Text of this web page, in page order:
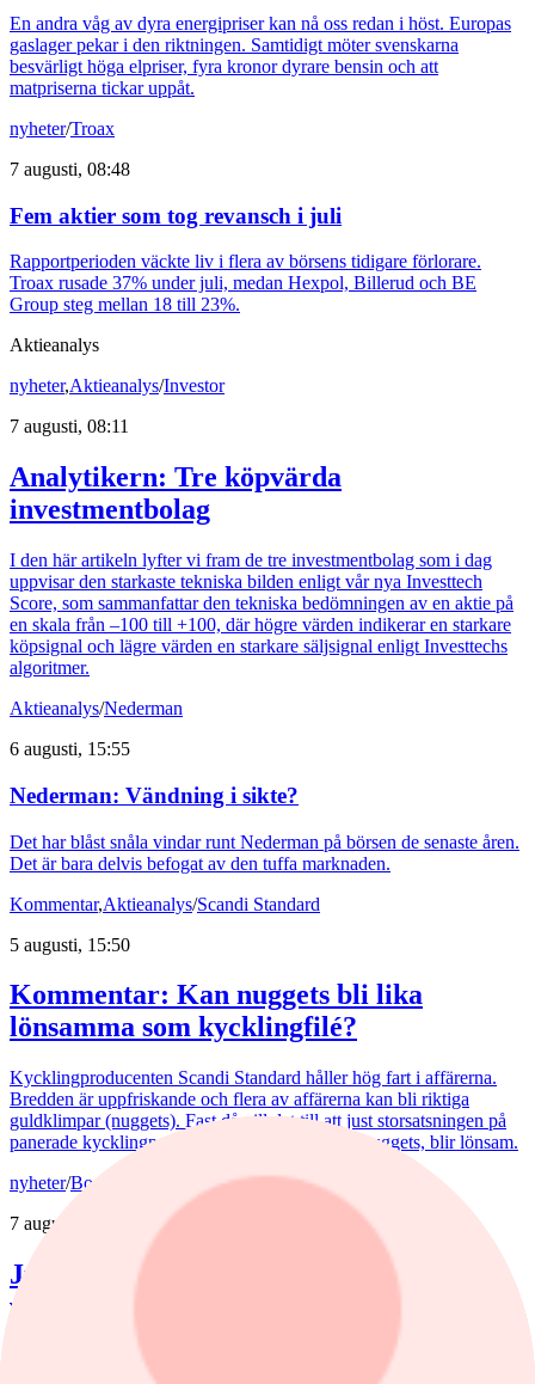
En andra våg av dyra energipriser kan nå oss redan i höst. Europas
gaslager pekar i den riktningen. Samtidigt möter svenskarna
besvärligt höga elpriser, fyra kronor dyrare bensin och att
matpriserna tickar uppåt.
nyheter/Troax
7 augusti, 08:48
Fem aktier som tog revansch i juli
Rapportperioden väckte liv i flera av börsens tidigare förlorare.
Troax rusade 37% under juli, medan Hexpol, Billerud och BE
Group steg mellan 18 till 23%.
Aktieanalys
nyheter,Aktieanalys/Investor
7 augusti, 08:11
Analytikern: Tre köpvärda
investmentbolag
I den här artikeln lyfter vi fram de tre investmentbolag som i dag
uppvisar den starkaste tekniska bilden enligt vår nya Investtech
Score, som sammanfattar den tekniska bedömningen av en aktie på
en skala från –100 till +100, där högre värden indikerar en starkare
köpsignal och lägre värden en starkare säljsignal enligt Investtechs
algoritmer.
Aktieanalys/Nederman
6 augusti, 15:55
Nederman: Vändning i sikte?
Det har blåst snåla vindar runt Nederman på börsen de senaste åren.
Det är bara delvis befogat av den tuffa marknaden.
Kommentar,Aktieanalys/Scandi Standard
5 augusti, 15:50
Kommentar: Kan nuggets bli lika
lönsamma som kycklingfilé?
Kycklingproducenten Scandi Standard håller hög fart i affärerna.
Bredden är uppfriskande och flera av affärerna kan bli riktiga
guldklimpar (nuggets). Fast då vill det till att just storsatsningen på
panerade kycklingprodukter, av typen chicken nuggets, blir lönsam.
nyheter/Bostadsmarknad
7 augusti, 07:15
Juli bjöd på billigare bostadsrätter – nu
väntar en aktiv marknad
Priserna på bostadsrätter sjönk i juli medan villapriserna ökade.
Fritidshusmarknaden bjöd samtidigt på månadens tredbrott. "En